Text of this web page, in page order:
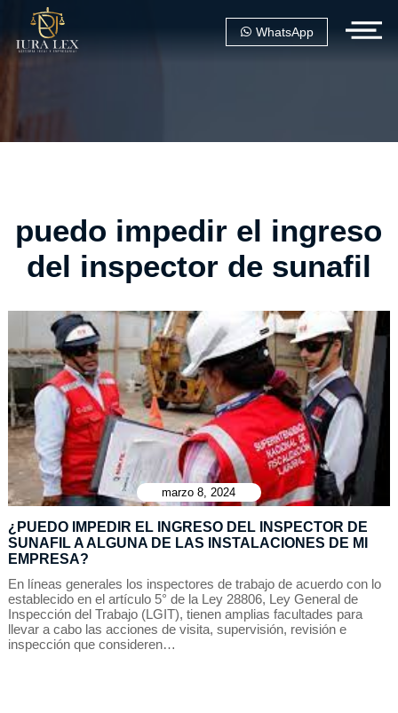
WhatsApp
puedo impedir el ingreso
del inspector de sunafil
marzo 8, 2024
¿PUEDO IMPEDIR EL INGRESO DEL INSPECTOR DE
SUNAFIL A ALGUNA DE LAS INSTALACIONES DE MI
EMPRESA?
En líneas generales los inspectores de trabajo de acuerdo con lo
establecido en el artículo 5° de la Ley 28806, Ley General de
Inspección del Trabajo (LGIT), tienen amplias facultades para
llevar a cabo las acciones de visita, supervisión, revisión e
inspección que consideren…